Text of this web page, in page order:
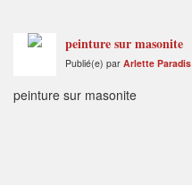
peinture sur masonite
Publié(e) par Arlette Paradis
peinture sur masonite